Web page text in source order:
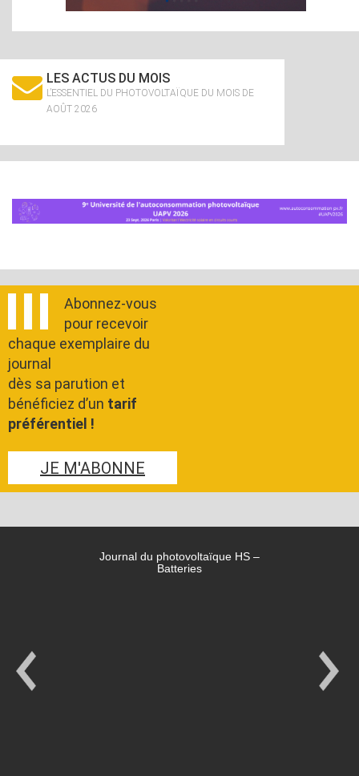
LES ACTUS DU MOIS
L’ESSENTIEL DU PHOTOVOLTAÏQUE DU MOIS DE
AOÛT 2026
Abonnez-vous
pour recevoir
chaque exemplaire du
journal
dès sa parution et
bénéficiez d’un tarif
préférentiel !
JE M'ABONNE
Journal du photovoltaïque HS –
Batteries